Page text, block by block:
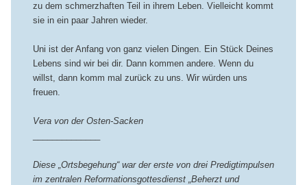
zu dem schmerzhaften Teil in ihrem Leben. Vielleicht kommt
sie in ein paar Jahren wieder.
Uni ist der Anfang von ganz vielen Dingen. Ein Stück Deines
Lebens sind wir bei dir. Dann kommen andere. Wenn du
willst, dann komm mal zurück zu uns. Wir würden uns
freuen.
Vera von der Osten-Sacken
Diese „Ortsbegehung“ war der erste von drei Predigtimpulsen
im zentralen Reformationsgottesdienst „Beherzt und